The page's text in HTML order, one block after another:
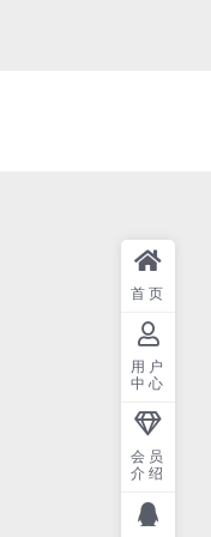
首页
用户
中心
会员
介绍